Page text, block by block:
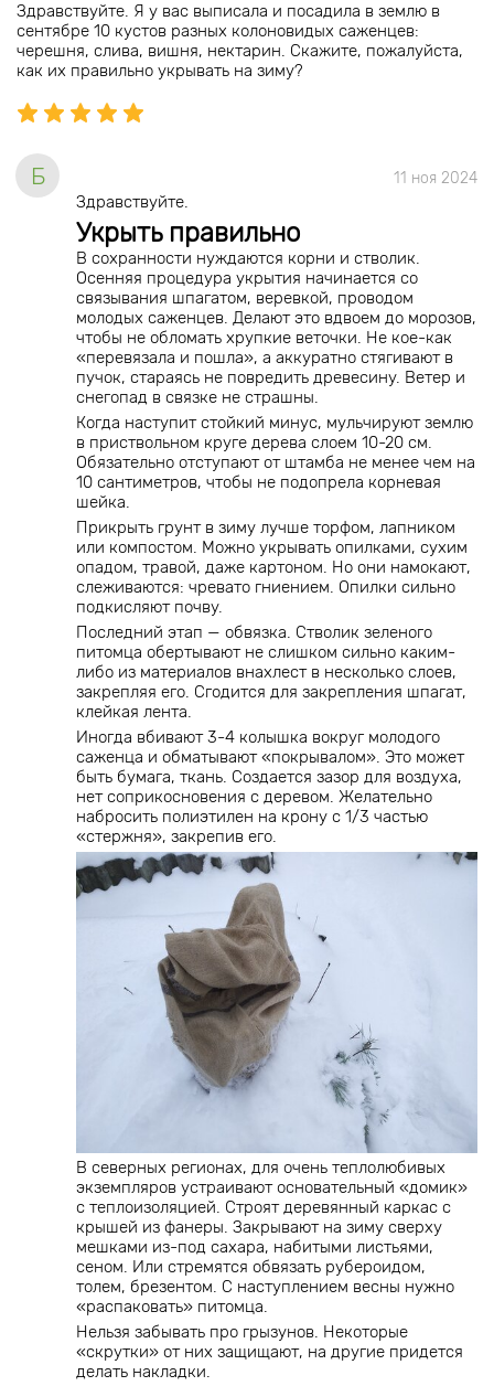
Здравствуйте. Я у вас выписала и посадила в землю в
сентябре 10 кустов разных колоновидых саженцев:
черешня, слива, вишня, нектарин. Скажите, пожалуйста,
как их правильно укрывать на зиму?
Б 11 ноя 2024
Здравствуйте.
Укрыть правильно
В сохранности нуждаются корни и стволик.
Осенняя процедура укрытия начинается со
связывания шпагатом, веревкой, проводом
молодых саженцев. Делают это вдвоем до морозов,
чтобы не обломать хрупкие веточки. Не кое-как
«перевязала и пошла», а аккуратно стягивают в
пучок, стараясь не повредить древесину. Ветер и
снегопад в связке не страшны.
Когда наступит стойкий минус, мульчируют землю
в приствольном круге дерева слоем 10-20 см.
Обязательно отступают от штамба не менее чем на
10 сантиметров, чтобы не подопрела корневая
шейка.
Прикрыть грунт в зиму лучше торфом, лапником
или компостом. Можно укрывать опилками, сухим
опадом, травой, даже картоном. Но они намокают,
слеживаются: чревато гниением. Опилки сильно
подкисляют почву.
Последний этап — обвязка. Стволик зеленого
питомца обертывают не слишком сильно каким-
либо из материалов внахлест в несколько слоев,
закрепляя его. Сгодится для закрепления шпагат,
клейкая лента.
Иногда вбивают 3-4 колышка вокруг молодого
саженца и обматывают «покрывалом». Это может
быть бумага, ткань. Создается зазор для воздуха,
нет соприкосновения с деревом. Желательно
набросить полиэтилен на крону с 1/3 частью
«стержня», закрепив его.
В северных регионах, для очень теплолюбивых
экземпляров устраивают основательный «домик»
с теплоизоляцией. Строят деревянный каркас с
крышей из фанеры. Закрывают на зиму сверху
мешками из-под сахара, набитыми листьями,
сеном. Или стремятся обвязать рубероидом,
толем, брезентом. С наступлением весны нужно
«распаковать» питомца.
Нельзя забывать про грызунов. Некоторые
«скрутки» от них защищают, на другие придется
делать накладки.